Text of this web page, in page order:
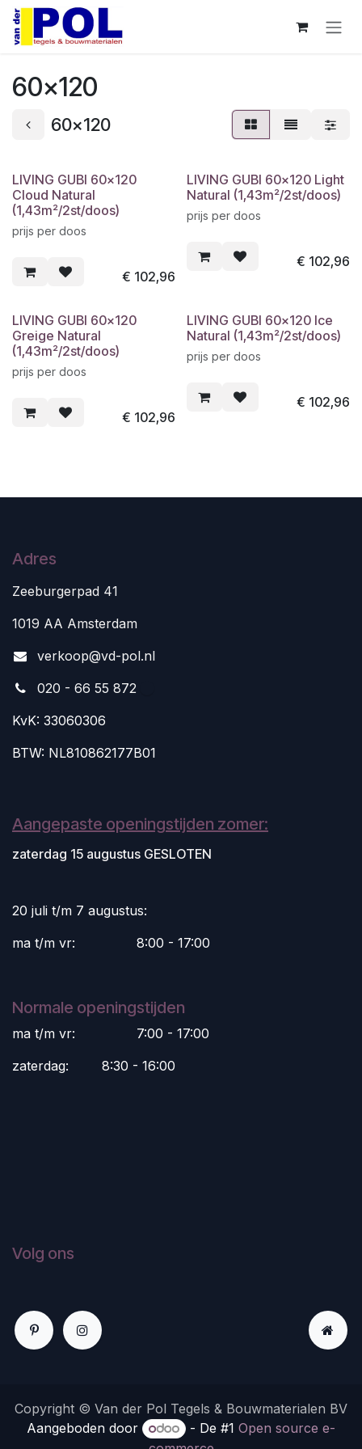
Overslaan naar inhoud
60x120
60x120
LIVING GUBI 60x120
Cloud Natural
(1,43m²/2st/doos)
prijs per doos
€ 102,96
LIVING GUBI 60x120 Light
Natural (1,43m²/2st/doos)
prijs per doos
€ 102,96
LIVING GUBI 60x120
Greige Natural
(1,43m²/2st/doos)
prijs per doos
€ 102,96
LIVING GUBI 60x120 Ice
Natural (1,43m²/2st/doos)
prijs per doos
€ 102,96
Adres
Zeeburgerpad 41
1019 AA Amsterdam
verkoop@vd-pol.nl
020 - 66 55 872
KvK: 33060306
BTW: NL810862177B01
Aangepaste openingstijden zomer:
zaterdag 15 augustus GESLOTEN
20 juli t/m 7 augustus:
ma t/m vr:
​8:00 - 17:00
Normale openingstijden
ma t/m vr:
​7:00 - 17:00
zaterdag:
​8:30 - 16:00
Volg ons
Copyright © Van der Pol Tegels & Bouwmaterialen BV
Aangeboden door
- De #1Open source e-